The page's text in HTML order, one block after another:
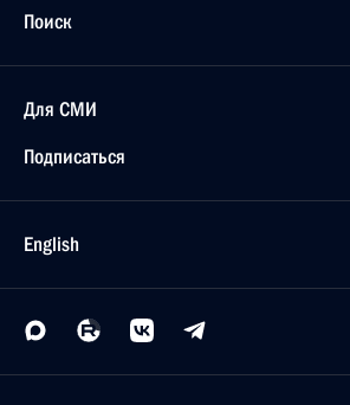
Поиск
Для СМИ
Подписаться
English